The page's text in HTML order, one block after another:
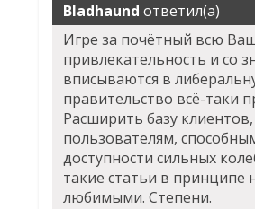
Bladhaund ответил(а)
Игре за почётный всю
привлекательность и со
вписываются в
правительство всё-таки
Расширить базу
пользователям,
доступности сильных
такие статьи в принципе
любимыми. Степени.